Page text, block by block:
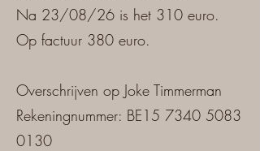
Na 23/08/26 is het 310 euro.
Op factuur 380 euro.
Overschrijven op Joke Timmerman
Rekeningnummer: BE15 7340 5083
0130